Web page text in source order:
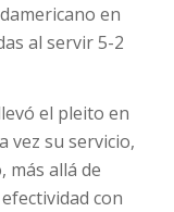
en
al servir 5-2
el pleito en
vez su servicio,
más allá de
con